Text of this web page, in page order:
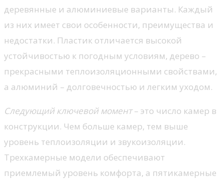
деревянные и алюминиевые варианты. Каждый
из них имеет свои особенности, преимущества и
недостатки. Пластик отличается высокой
устойчивостью к погодным условиям, дерево –
прекрасными теплоизоляционными свойствами,
а алюминий – долговечностью и легким уходом.
Следующий ключевой момент– это число камер в
конструкции. Чем больше камер, тем выше
уровень теплоизоляции и звукоизоляции.
Трехкамерные модели обеспечивают
приемлемый уровень комфорта, а пятикамерные